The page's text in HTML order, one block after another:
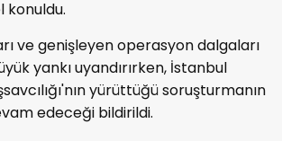
konuldu.
ve genişleyen operasyon dalgaları
yankı uyandırırken, İstanbul
yürüttüğü soruşturmanın
edeceği bildirildi.